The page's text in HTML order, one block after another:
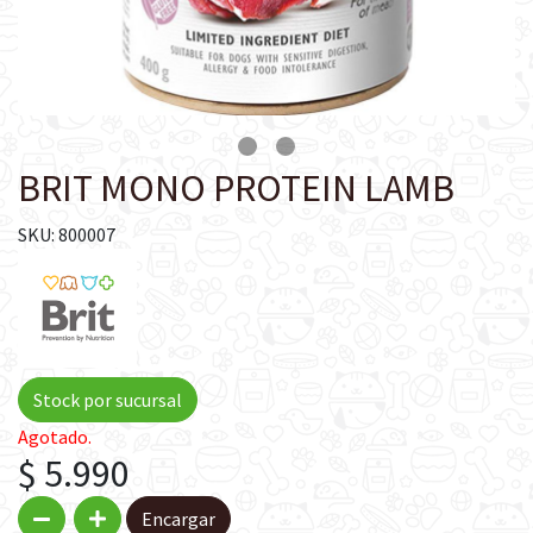
BRIT MONO PROTEIN LAMB
SKU: 800007
Stock por sucursal
Agotado.
$ 5.990
Encargar